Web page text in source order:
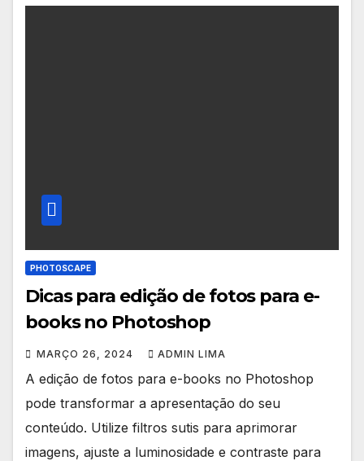
PHOTOSCAPE
Dicas para edição de fotos para e-
books no Photoshop
MARÇO 26, 2024 ADMIN LIMA
A edição de fotos para e-books no Photoshop
pode transformar a apresentação do seu
conteúdo. Utilize filtros sutis para aprimorar
imagens, ajuste a luminosidade e contraste para